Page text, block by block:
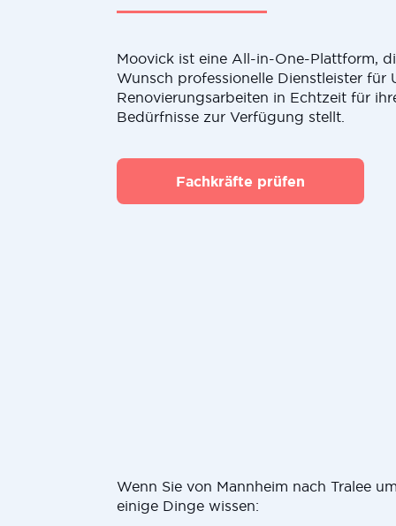
Moovick ist eine All-in-One-Plattform,
Wunsch professionelle Dienstleister für
Renovierungsarbeiten in Echtzeit für
Bedürfnisse zur Verfügung stellt.
Fachkräfte prüfen
Wenn Sie von Mannheim nach Tralee
einige Dinge wissen: